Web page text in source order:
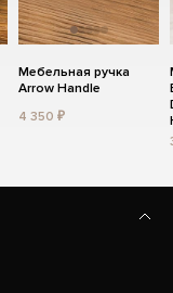
Мебельная ручка
Arrow Handle
4 350 ₽